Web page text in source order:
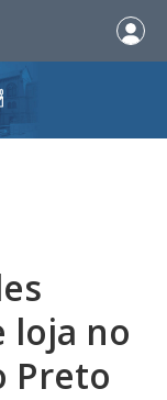
loja no
Preto